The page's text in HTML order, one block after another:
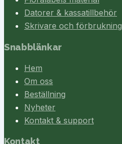
Datorer & kassatillbehör
Skrivare och förbrukning
Snabblänkar
Hem
Om oss
Beställning
Nyheter
Kontakt & support
Kontakt